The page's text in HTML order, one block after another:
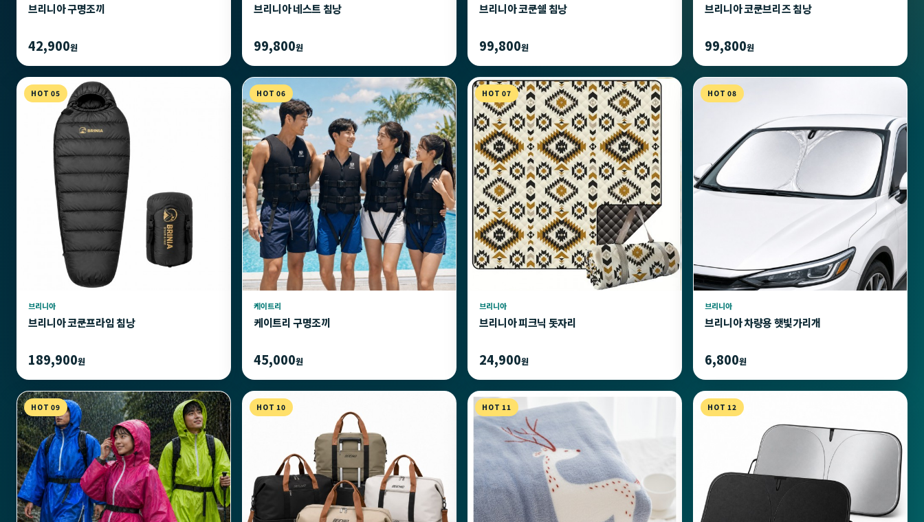
브리니아 구명조끼
42,900원
브리니아 네스트 침낭
99,800원
브리니아 코쿤쉘 침낭
99,800원
브리니아 코쿤브리즈 침낭
99,800원
HOT 05
브리니아
브리니아 코쿤프라임 침낭
189,900원
HOT 06
케이트리
케이트리 구명조끼
45,000원
HOT 07
브리니아
브리니아 피크닉 돗자리
24,900원
HOT 08
브리니아
브리니아 차량용 햇빛가리개
6,800원
HOT 09 HOT 10 HOT 11 HOT 12